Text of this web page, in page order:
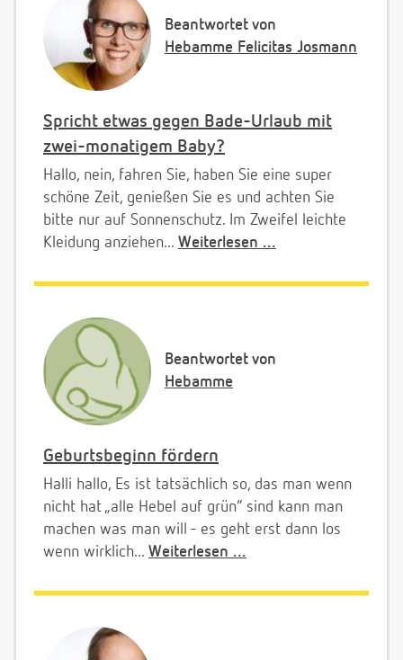
Beantwortet von
Hebamme Felicitas Josmann
Spricht etwas gegen Bade-Urlaub mit
zwei-monatigem Baby?
Hallo, nein, fahren Sie, haben Sie eine super
schöne Zeit, genießen Sie es und achten Sie
bitte nur auf Sonnenschutz. Im Zweifel leichte
Kleidung anziehen... Weiterlesen ...
Beantwortet von
Hebamme
Geburtsbeginn fördern
Halli hallo, Es ist tatsächlich so, das man wenn
nicht hat „alle Hebel auf grün“ sind kann man
machen was man will - es geht erst dann los
wenn wirklich... Weiterlesen ...